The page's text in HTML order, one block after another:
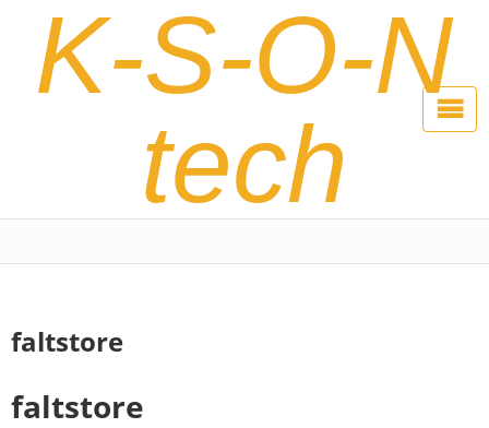
K-S-O-N
tech
faltstore
faltstore